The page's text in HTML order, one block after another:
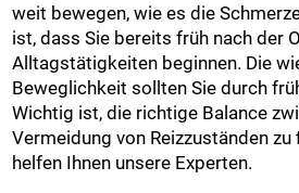
weit bewegen, wie es die
ist, dass Sie bereits früh nach der
Alltagstätigkeiten beginnen. Die
Beweglichkeit sollten Sie durch
Wichtig ist, die richtige Balance
Vermeidung von Reizzuständen zu
helfen Ihnen unsere Experten.